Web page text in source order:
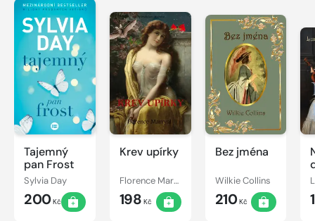
Tajemný
pan Frost
Sylvia Day
200Kč
Krev upírky
Florence Marryat
198 Kč
Bez jména
Wilkie Collins
210Kč